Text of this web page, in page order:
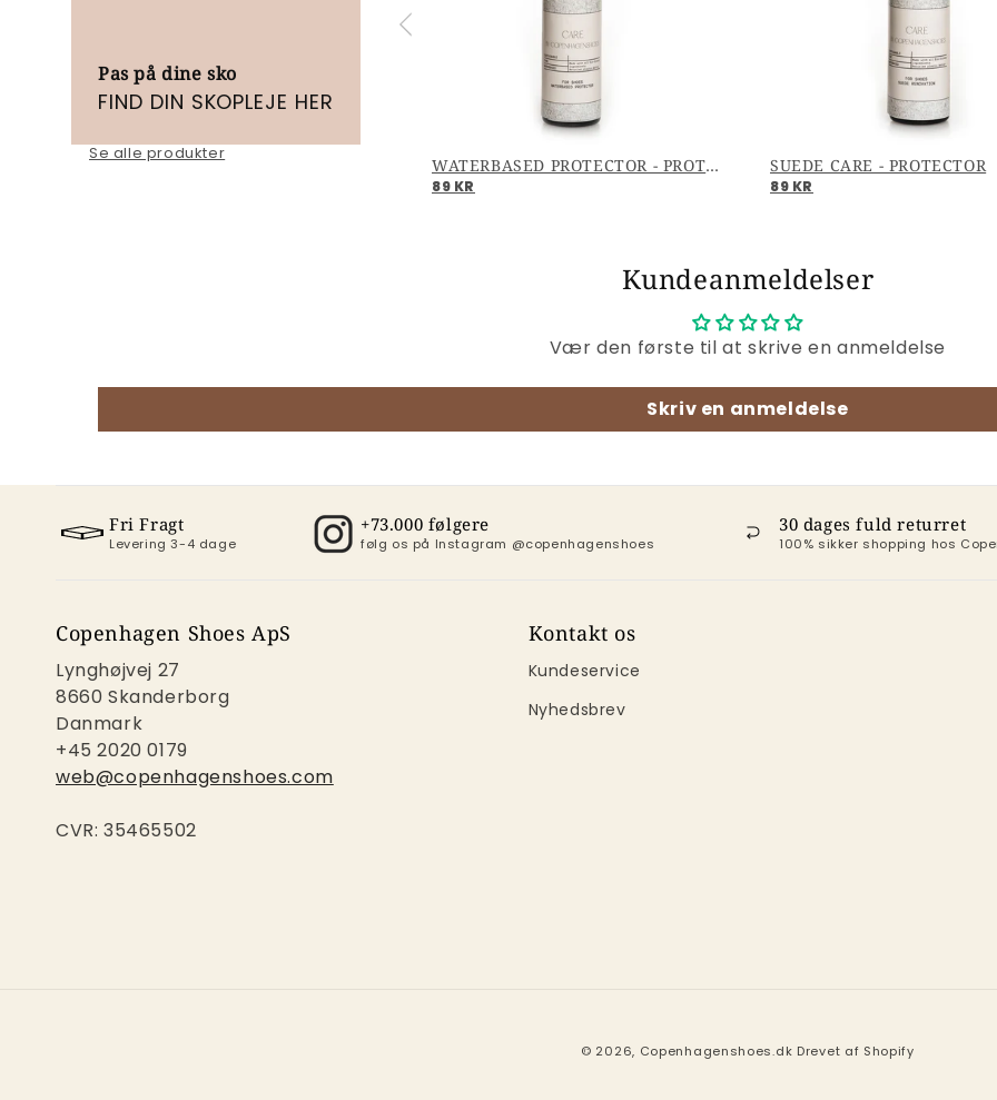
Pas på dine sko
FIND DIN SKOPLEJE HER
Se alle produkter
WATERBASED PROTECTOR - PROTECTOR
89 KR
SUEDE CARE - PROTECTOR
89 KR
Kundeanmeldelser
Vær den første til at skrive en anmeldelse
Skriv en anmeldelse
Fri Fragt
Levering 3-4 dage
+73.000 følgere
følg os på Instagram @copenhagenshoes
30 dages fuld returret
100% sikker shopping hos
Copenhagen Shoes ApS
Lynghøjvej 27
8660 Skanderborg
Danmark
+45 2020 0179
web@copenhagenshoes.com
CVR: 35465502
Kontakt os
Kundeservice
Nyhedsbrev
© 2026, Copenhagenshoes.dk Drevet af Shopify